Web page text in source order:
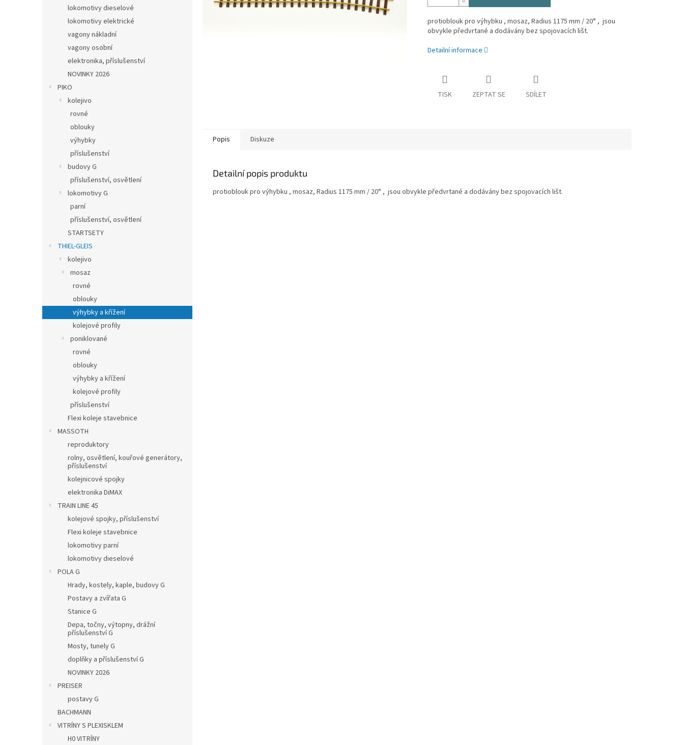
lokomotivy dieselové
lokomotivy elektrické
vagony nákladní
vagony osobní
elektronika, příslušenství
NOVINKY 2026
PIKO
kolejivo
rovné
oblouky
výhybky
příslušenství
budovy G
příslušenství, osvětlení
lokomotivy G
parní
příslušenství, osvětlení
STARTSETY
THIEL-GLEIS
kolejivo
mosaz
rovné
oblouky
výhybky a křížení
kolejové profily
poniklované
rovné
oblouky
výhybky a křížení
kolejové profily
příslušenství
Flexi koleje stavebnice
MASSOTH
reproduktory
rolny, osvětlení, kouřové generátory,
příslušenství
kolejnicové spojky
elektronika DiMAX
TRAIN LINE 45
kolejové spojky, příslušenství
Flexi koleje stavebnice
lokomotivy parní
lokomotivy dieselové
POLA G
Hrady, kostely, kaple, budovy G
Postavy a zvířata G
Stanice G
Depa, točny, výtopny, drážní
příslušenství G
Mosty, tunely G
doplňky a příslušenství G
NOVINKY 2026
PREISER
postavy G
BACHMANN
VITRÍNY S PLEXISKLEM
H0 VITRÍNY
protioblouk pro výhybku , mosaz, Radius 1175 mm / 20° , jsou
obvykle předvrtané a dodávány bez spojovacích lišt.
Detailní informace
TISK ZEPTAT SE SDÍLET
Popis Diskuze
Detailní popis produktu
protioblouk pro výhybku , mosaz, Radius 1175 mm / 20° , jsou obvykle předvrtané a dodávány bez spojovacích lišt.